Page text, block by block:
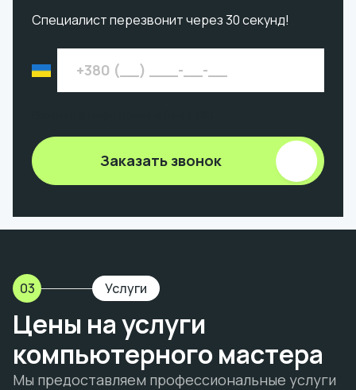
Специалист перезвонит через 30 секунд!
Заказать звонок
03 Услуги
Цены на услуги
компьютерного мастера
Мы предоставляем профессиональные услуги